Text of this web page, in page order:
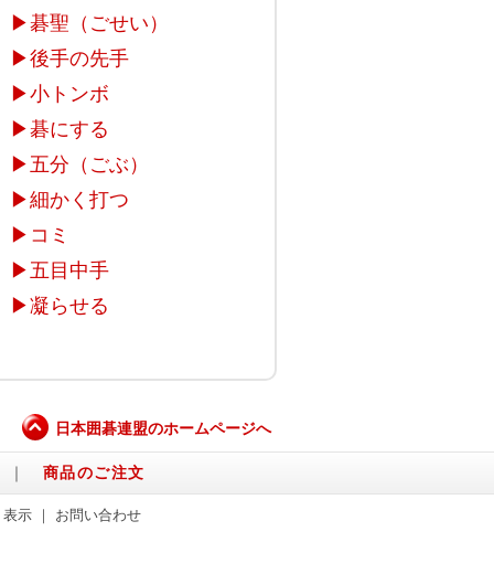
▶碁聖（ごせい）
▶後手の先手
▶小トンボ
▶碁にする
▶五分（ごぶ）
▶細かく打つ
▶ コミ
▶五目中手
▶凝らせる
日本囲碁連盟のホームページへ
商品のご注文
表示｜ お問い合わせ